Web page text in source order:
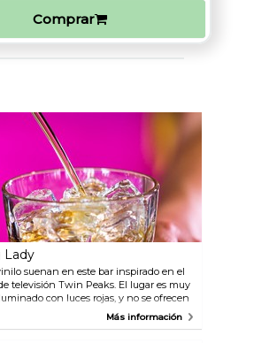
Comprar
Lady
suenan en este bar inspirado en el
televisión Twin Peaks. El lugar es muy
con luces rojas, y no se ofrecen
esto se compensa con la gran oferta
También abundan las opciones de
Más información